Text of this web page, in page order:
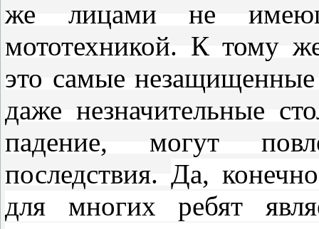
же лицами не
мототехникой. К тому
это самые
даже незначительные
падение, могут
последствия. Да,
для многих ребят